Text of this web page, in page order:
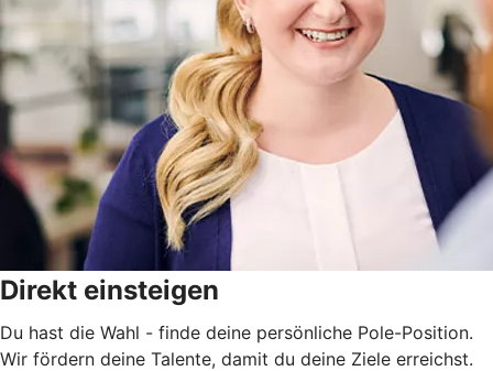
Direkt einsteigen
Du hast die Wahl - finde deine persönliche Pole-Position.
Wir fördern deine Talente, damit du deine Ziele erreichst.